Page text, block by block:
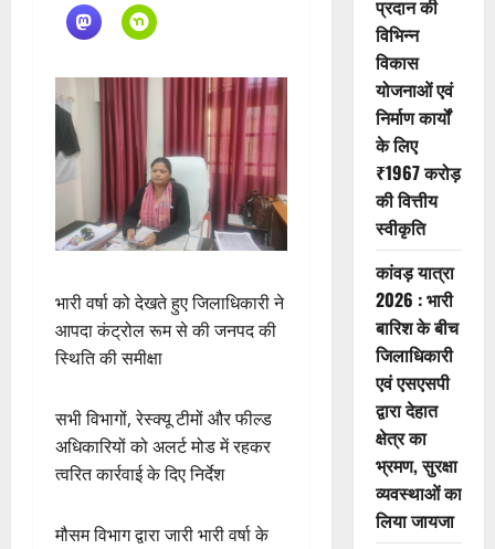
भारी वर्षा को देखते हुए जिलाधिकारी ने
आपदा कंट्रोल रूम से की जनपद की
स्थिति की समीक्षा
सभी विभागों, रेस्क्यू टीमों और फील्ड
अधिकारियों को अलर्ट मोड में रहकर
त्वरित कार्रवाई के दिए निर्देश
मौसम विभाग द्वारा जारी भारी वर्षा के
प्रदान की
विभिन्न
विकास
योजनाओं एवं
निर्माण कार्यों
के लिए
₹1967 करोड़
की वित्तीय
स्वीकृति
कांवड़ यात्रा
2026 : भारी
बारिश के बीच
जिलाधिकारी
एवं एसएसपी
द्वारा देहात
क्षेत्र का
भ्रमण, सुरक्षा
व्यवस्थाओं का
लिया जायजा